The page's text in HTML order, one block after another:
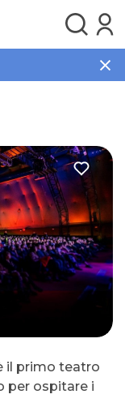
il primo teatro
per ospitare i